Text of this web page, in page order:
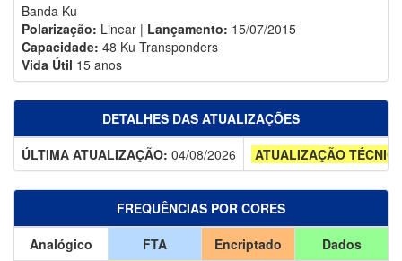
Banda Ku
Polarização: Linear | Lançamento: 15/07/2015
Capacidade: 48 Ku Transponders
Vida Útil 15 anos
DETALHES DAS ATUALIZAÇÕES
ÚLTIMA ATUALIZAÇÃO: 04/08/2026 ATUALIZAÇÃO
FREQUÊNCIAS POR CORES
Analógico
FTA Encriptado
Dados